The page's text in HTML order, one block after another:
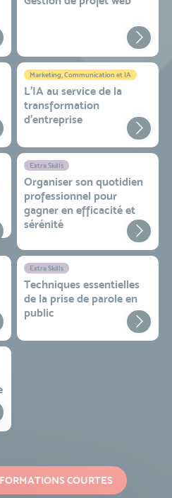
Marketing, Communication et IA
L'IA au service de la
transformation
d'entreprise
Extra Skills
Organiser son quotidien
professionnel pour
gagner en efficacité et
sérénité
Extra Skills
Techniques essentielles
de la prise de parole en
public
COURTES